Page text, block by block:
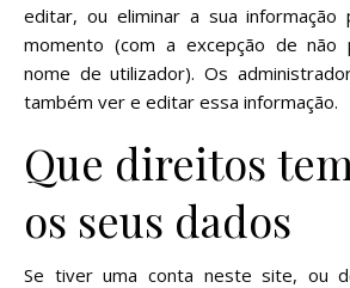
editar, ou eliminar a sua informação
momento (com a excepção de não
nome de utilizador). Os
também ver e editar essa informação.
Que direitos
os seus dados
Se tiver uma conta neste site, ou